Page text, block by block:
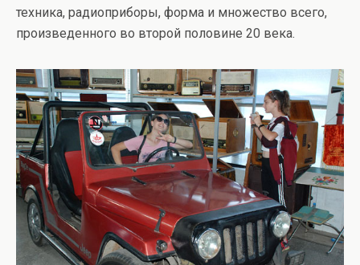
техника, радиоприборы, форма и множество всего,
произведенного во второй половине 20 века.